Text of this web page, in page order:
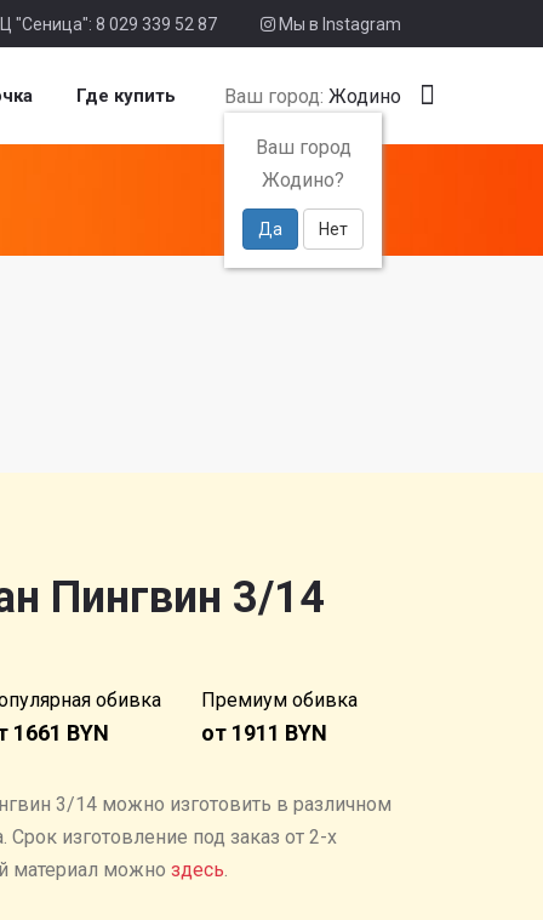
"Сеница": 8 029 339 52 87 Мы в Instagram
Где купить Ваш город: Жодино
Ваш город
Жодино?
Да Нет
Пингвин 3/14
обивка
1661 BYN
Премиум обивка
от 1911 BYN
3/14 можно изготовить в различном
изготовление под заказ от 2-х
материал можно здесь.